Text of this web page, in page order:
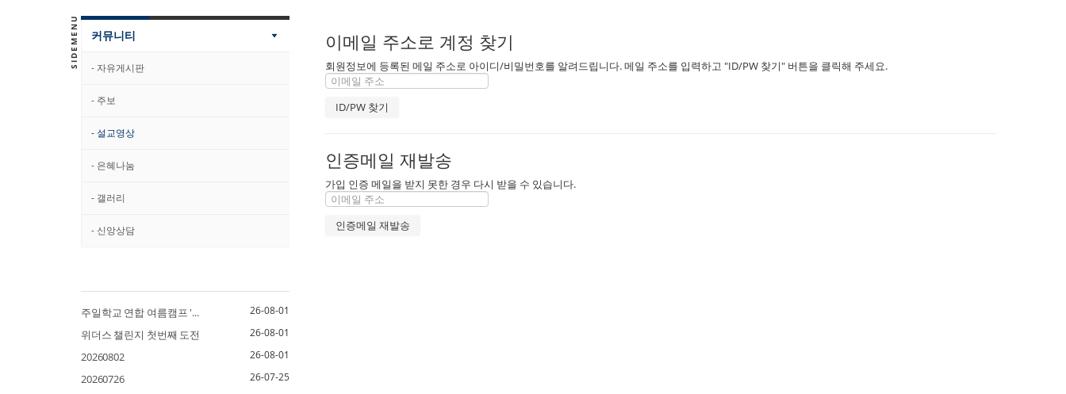
커뮤니티
- 자유게시판
- 주보
- 설교영상
- 은혜나눔
- 갤러리
- 신앙상담
주일학교 연합 여름캠프 '... 26-08-01
위더스 챌린지 첫번째 도전 26-08-01
20260802 26-08-01
20260726 26-07-25
이메일 주소로 계정 찾기
회원정보에 등록된 메일 주소로 아이디/비밀번호를 알려드립니다. 메일 주소를 입력하고 "ID/PW 찾기" 버튼을 클릭해 주세요.
인증메일 재발송
가입 인증 메일을 받지 못한 경우 다시 받을 수 있습니다.